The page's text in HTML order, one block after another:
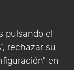
pulsando el
rechazar su
en